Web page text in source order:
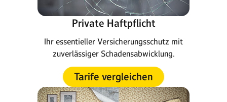
Private Haftpflicht
Ihr essentieller Versicherungsschutz mit
zuverlässiger Schadensabwicklung.
Tarife vergleichen